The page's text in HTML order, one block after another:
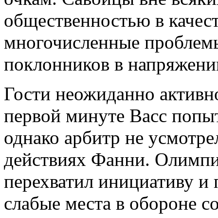
общественностью в
многочисленные
поклонников в
Гости неожиданно
первой минуте Васс
однако арбитр не
действиях Фанни.
перехватил инициативу
слабые места в обороне